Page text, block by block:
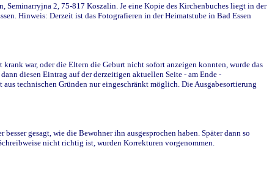
2, 75-817 Koszalin. Je eine Kopie des Kirchenbuches liegt in der
Hinweis: Derzeit ist das Fotografieren in der Heimatstube in Bad Essen
war, oder die Eltern die Geburt nicht sofort anzeigen konnten, wurde das
diesen Eintrag auf der derzeitigen aktuellen Seite - am Ende -
technischen Gründen nur eingeschränkt möglich. Die Ausgabesortierung
gesagt, wie die Bewohner ihn ausgesprochen haben. Später dann so
nicht richtig ist, wurden Korrekturen vorgenommen.